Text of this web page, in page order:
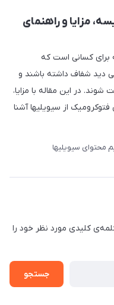
مزایا و راهنمای
کسانی است که
دید شفاف داشته باشند و
در این مقاله با مزایا،
از سیویلیها آشنا
محتوای سیویلیها
کلیدی مورد نظر خود را
جستجو